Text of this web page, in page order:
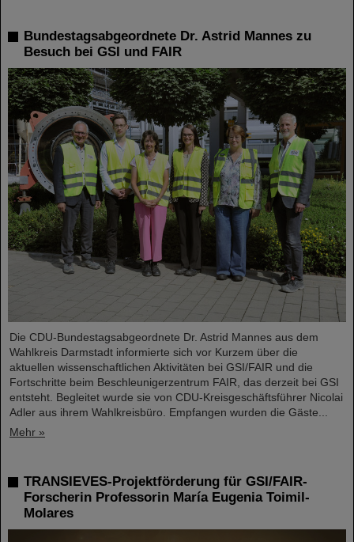
Bundestagsabgeordnete Dr. Astrid Mannes zu
Besuch bei GSI und FAIR
Die CDU-Bundestagsabgeordnete Dr. Astrid Mannes aus dem
Wahlkreis Darmstadt informierte sich vor Kurzem über die
aktuellen wissenschaftlichen Aktivitäten bei GSI/FAIR und die
Fortschritte beim Beschleunigerzentrum FAIR, das derzeit bei GSI
entsteht. Begleitet wurde sie von CDU-Kreisgeschäftsführer Nicolai
Adler aus ihrem Wahlkreisbüro. Empfangen wurden die Gäste...
Mehr »
TRANSIEVES-Projektförderung für GSI/FAIR-
Forscherin Professorin María Eugenia Toimil-
Molares